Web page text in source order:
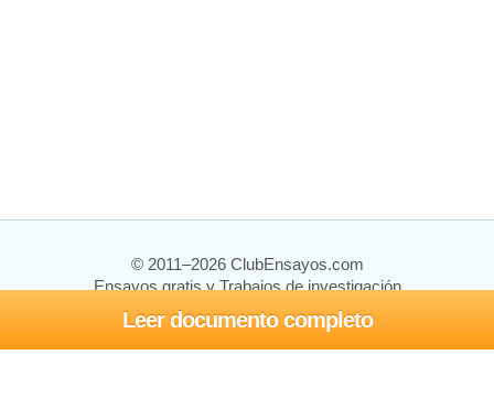
Leer documento completo
© 2011–2026 ClubEnsayos.com
Ensayos gratis y Trabajos de investigación